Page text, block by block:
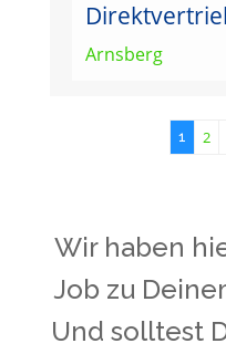
Arnsberg
1 2
Wir haben
Job zu
Und solltest